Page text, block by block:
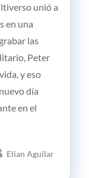
Elian Aguilar
unió a
en una
las
Peter
y eso
día
en el